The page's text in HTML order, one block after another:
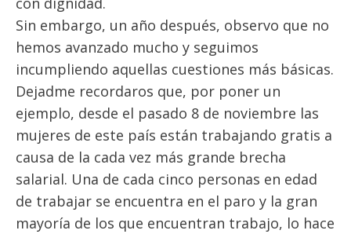
Sin embargo, un año después, observo que no
hemos avanzado mucho y seguimos
incumpliendo aquellas cuestiones más básicas.
Dejadme recordaros que, por poner un
ejemplo, desde el pasado 8 de noviembre las
mujeres de este país están trabajando gratis a
causa de la cada vez más grande brecha
salarial. Una de cada cinco personas en edad
de trabajar se encuentra en el paro y la gran
mayoría de los que encuentran trabajo, lo hace